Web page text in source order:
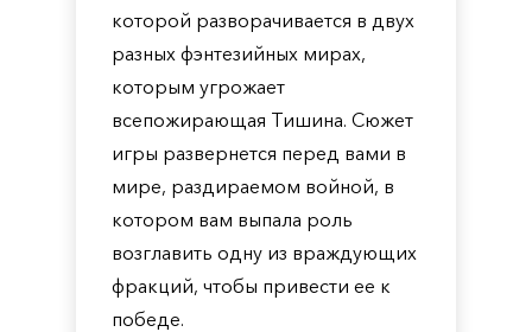
которой разворачивается в двух
разных фэнтезийных мирах,
которым угрожает
всепожирающая Тишина. Сюжет
игры развернется перед вами в
мире, раздираемом войной, в
котором вам выпала роль
возглавить одну из враждующих
фракций, чтобы привести ее к
победе.